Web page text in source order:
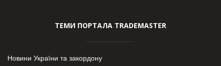
ТЕМИ ПОРТАЛА TRADEMASTER
Новини України та закордону